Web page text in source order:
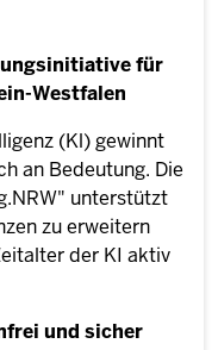
für
Westfalen
(Kl) gewinnt
an Bedeutung. Die
unterstützt
zu erweitern
der KI aktiv
und sicher